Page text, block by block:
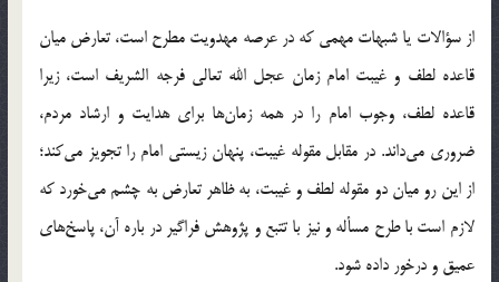
از سؤالات يا شبهات مهمي كه در عرصه مهدويت مطرح است، تعارض ميان
قاعده لطف و غيبت امام زمان عجل الله تعالي فرجه الشريف است، زيرا
قاعده لطف، وجوب امام را در همه زمان‌ها براي هدايت و ارشاد مردم،
ضروري مي‌داند. در مقابل مقوله غيبت، پنهان زيستي امام را تجويز مي‌كند؛
از اين رو ميان دو مقوله لطف و غيبت، به ظاهر تعارض به چشم مي‌خورد كه
لازم است با طرح مسأله و نيز با تتبع و پژوهش فراگير در باره آن، پاسخ‌هاي
عميق و درخور داده شود.